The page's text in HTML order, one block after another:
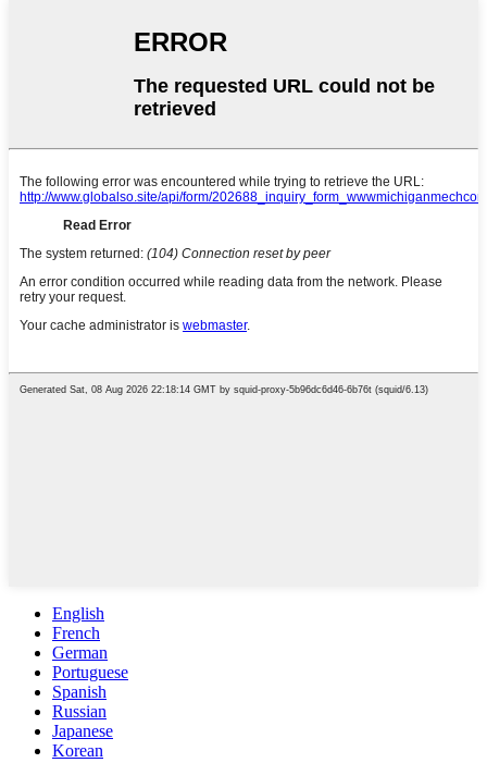
English
French
German
Portuguese
Spanish
Russian
Japanese
Korean